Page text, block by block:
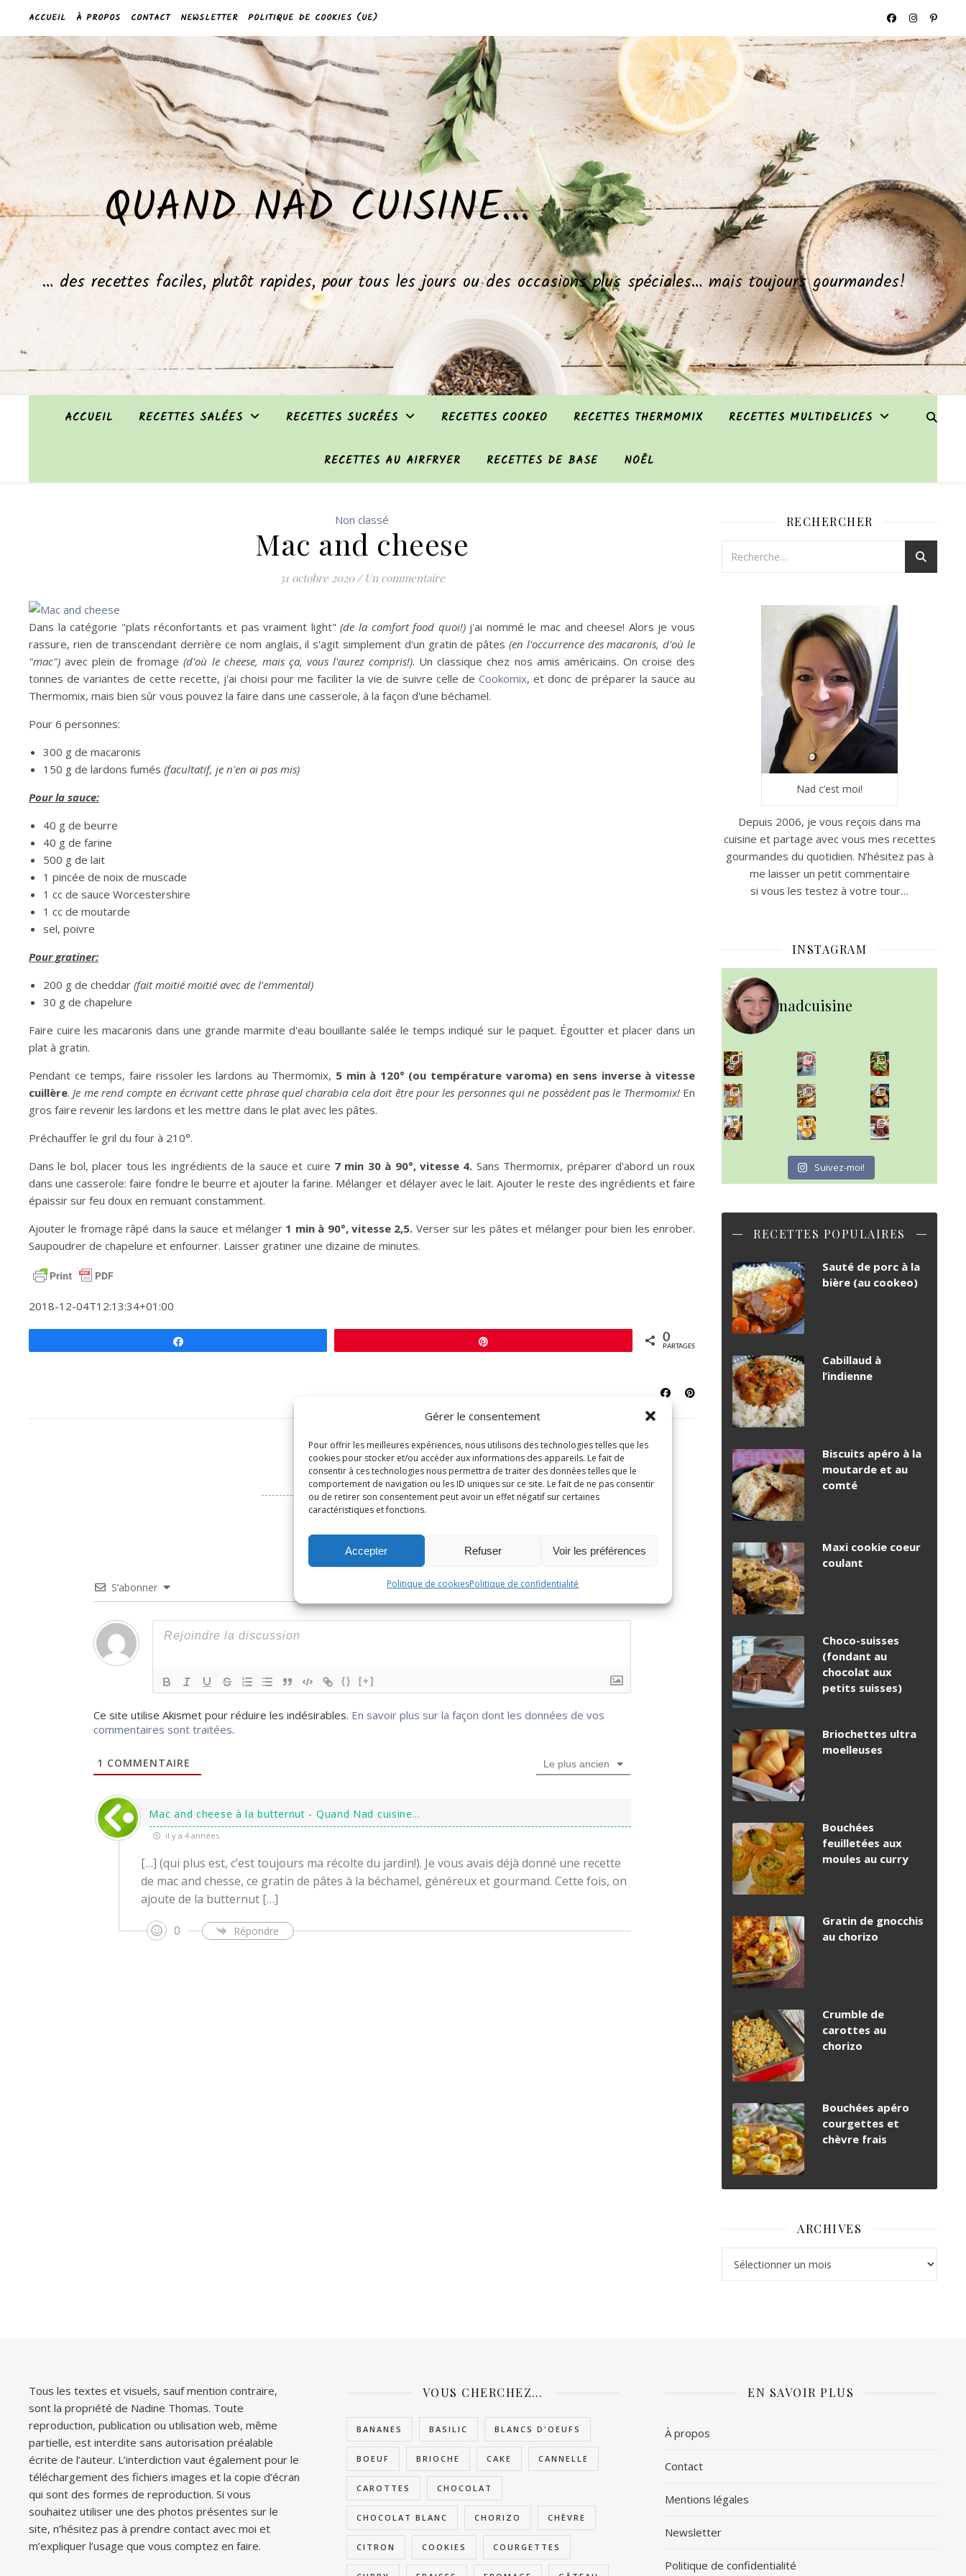
Gérer le consentement
Pour offrir les meilleures expériences, nous utilisons des technologies telles que les
cookies pour stocker et/ou accéder aux informations des appareils. Le fait de
consentir à ces technologies nous permettra de traiter des données telles que le
comportement de navigation ou les ID uniques sur ce site. Le fait de ne pas consentir
ou de retirer son consentement peut avoir un effet négatif sur certaines
caractéristiques et fonctions.
Accepter Refuser Voir les préférences
Politique de cookiesPolitique de confidentialité
ACCUEIL À PROPOS CONTACT NEWSLETTER POLITIQUE DE COOKIES (UE)
QUAND NAD CUISINE…
… des recettes faciles, plutôt rapides, pour tous les jours ou des occasions plus spéciales… mais toujours gourmandes!
ACCUEIL RECETTES SALÉES RECETTES SUCRÉES RECETTES COOKEO RECETTES THERMOMIX RECETTES MULTIDELICES
RECETTES AU AIRFRYER RECETTES DE BASE NOËL
Non classé
Mac and cheese
31 octobre 2020 / Un commentaire
Dans la catégorie "plats réconfortants et pas vraiment light"(de la comfort food quoi!) j'ai nommé le mac and cheese! Alors je vous
rassure, rien de transcendant derrière ce nom anglais, il s'agit simplement d'un gratin de pâtes (en l'occurrence des macaronis, d'où le
"mac") avec plein de fromage(d'où le cheese, mais ça, vous l'aurez compris!). Un classique chez nos amis américains. On croise des
tonnes de variantes de cette recette, j'ai choisi pour me faciliter la vie de suivre celle de Cookomix, et donc de préparer la sauce au
Thermomix, mais bien sûr vous pouvez la faire dans une casserole, à la façon d'une béchamel.
Pour 6 personnes:
300 g de macaronis
150 g de lardons fumés (facultatif, je n'en ai pas mis)
Pour la sauce:
40 g de beurre
40 g de farine
500 g de lait
1 pincée de noix de muscade
1 cc de sauce Worcestershire
1 cc de moutarde
sel, poivre
Pour gratiner:
200 g de cheddar (fait moitié moitié avec de l'emmental)
30 g de chapelure
Faire cuire les macaronis dans une grande marmite d'eau bouillante salée le temps indiqué sur le paquet. Égoutter et placer dans un
plat à gratin.
Pendant ce temps, faire rissoler les lardons au Thermomix, 5 min à 120° (ou température varoma) en sens inverse à vitesse
cuillère.Je me rend compte en écrivant cette phrase quel charabia cela doit être pour les personnes qui ne possèdent pas le Thermomix!En
gros faire revenir les lardons et les mettre dans le plat avec les pâtes.
Préchauffer le gril du four à 210°.
Dans le bol, placer tous les ingrédients de la sauce et cuire 7 min 30 à 90°, vitesse 4. Sans Thermomix, préparer d'abord un roux
dans une casserole: faire fondre le beurre et ajouter la farine. Mélanger et délayer avec le lait. Ajouter le reste des ingrédients et faire
épaissir sur feu doux en remuant constamment.
Ajouter le fromage râpé dans la sauce et mélanger 1 min à 90°, vitesse 2,5. Verser sur les pâtes et mélanger pour bien les enrober.
Saupoudrer de chapelure et enfourner. Laisser gratiner une dizaine de minutes.
2018-12-04T12:13:34+01:00
0
PARTAGES
0
Évaluer l'article
S’abonner Connexion
{} [+]
Ce site utilise Akismet pour réduire les indésirables. En savoir plus sur la façon dont les données de vos
commentaires sont traitées.
1 COMMENTAIRE Le plus ancien
Mac and cheese à la butternut - Quand Nad cuisine...
il y a 4 années
[…] (qui plus est, c’est toujours ma récolte du jardin!). Je vous avais déjà donné une recette
de mac and chesse, ce gratin de pâtes à la béchamel, généreux et gourmand. Cette fois, on
ajoute de la butternut […]
0
Répondre
RECHERCHER
Nad c’est moi!
Depuis 2006, je vous reçois dans ma
cuisine et partage avec vous mes recettes
gourmandes du quotidien. N’hésitez pas à
me laisser un petit commentaire
si vous les testez à votre tour…
INSTAGRAM
nadcuisine
~ NICE CREAM À LA FRAISE ~
Presque un mois que
~ SALADE DE PÂTES AUX DEUX TOMATES THON ET BURRA
~ FINANCIERS MYRTILLES ET CITRON ~
Aujourd'hu
~ BUNS MAISON ~
Un peu de boulange par ici au
~ GÂTEAU FONDANT CHOCO NOISETTE ~
C'est lundi
Suivez-moi!
RECETTES POPULAIRES
Sauté de porc à la
bière (au cookeo)
Cabillaud à
l’indienne
Biscuits apéro à la
moutarde et au
comté
Maxi cookie coeur
coulant
Choco-suisses
(fondant au
chocolat aux
petits suisses)
Briochettes ultra
moelleuses
Bouchées
feuilletées aux
moules au curry
Gratin de gnocchis
au chorizo
Crumble de
carottes au
chorizo
Bouchées apéro
courgettes et
chèvre frais
ARCHIVES
Tous les textes et visuels, sauf mention contraire,
sont la propriété de Nadine Thomas. Toute
reproduction, publication ou utilisation web, même
partielle, est interdite sans autorisation préalable
écrite de l’auteur. L’interdiction vaut également pour le
téléchargement des fichiers images et la copie d’écran
qui sont des formes de reproduction. Si vous
souhaitez utiliser une des photos présentes sur le
site, n’hésitez pas à prendre contact avec moi et
m’expliquer l’usage que vous comptez en faire.
VOUS CHERCHEZ…
BANANES BASILIC BLANCS D'OEUFS
BOEUF BRIOCHE CAKE CANNELLE
CAROTTES CHOCOLAT
CHOCOLAT BLANC CHORIZO CHÈVRE
CITRON COOKIES COURGETTES
EN SAVOIR PLUS
À propos
Contact
Mentions légales
Newsletter
Politique de confidentialité